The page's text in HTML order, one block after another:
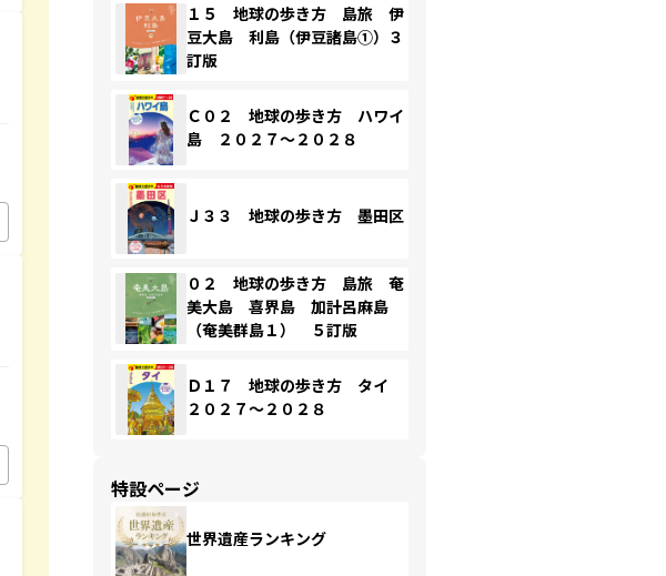
１５ 地球の歩き方 島旅 伊
豆大島 利島（伊豆諸島①）３
訂版
Ｃ０２ 地球の歩き方 ハワイ
島 ２０２７～２０２８
Ｊ３３ 地球の歩き方 墨田区
０２ 地球の歩き方 島旅 奄
美大島 喜界島 加計呂麻島
（奄美群島１） ５訂版
Ｄ１７ 地球の歩き方 タイ
２０２７～２０２８
特設ページ
世界遺産ランキング